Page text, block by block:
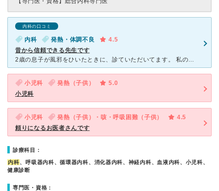
内科の口コミ
内科 発熱・体調不良
4.5
昔から信頼できる先生です
2歳の息子が風邪をひいたときに、診ていただいてます。 私の学生のころから、こちらの病院にお世話になっているので、安心しています。 まず、電話・ネット予約ができます。混んでいる時期はどこも仕方ありま
小児科 発熱（子供）
5.0
小児科
小児科 発熱（子供）・咳・呼吸困難（子供）
4.5
頼りになるお医者さんです
診療科目：
内科、呼吸器内科、循環器内科、消化器内科、神経内科、血液内科、小児科、
健康診断
専門医・資格：